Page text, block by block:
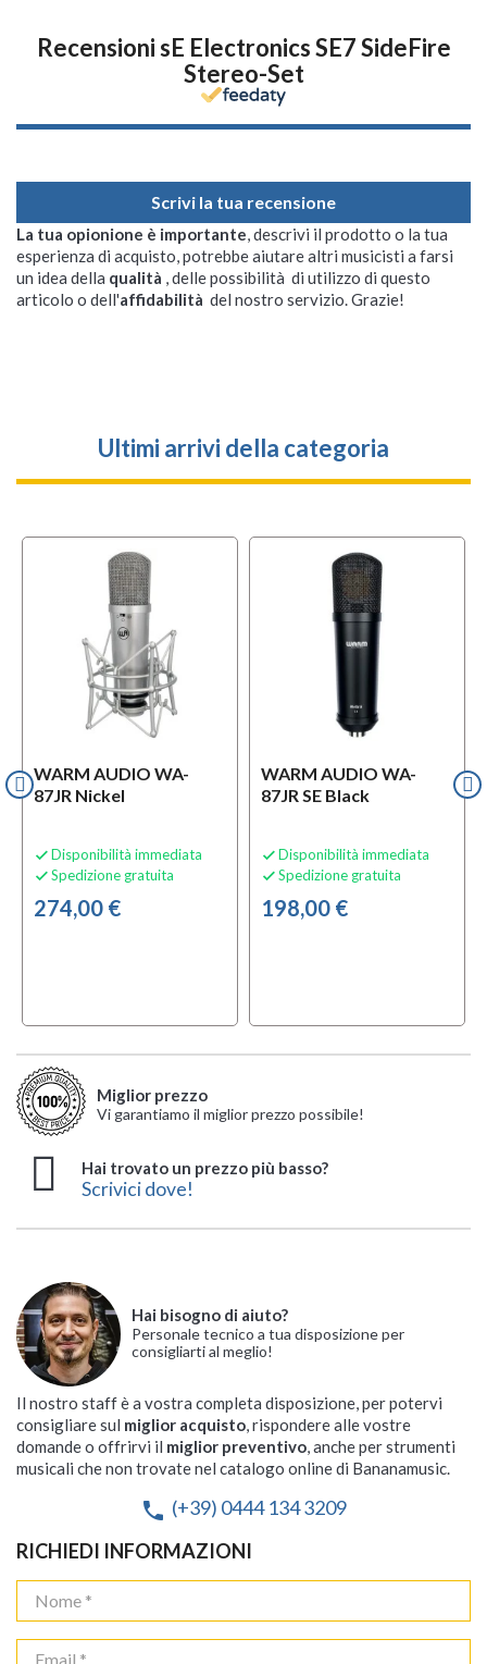
Recensioni sE Electronics SE7 SideFire
Stereo-Set
Scrivi la tua recensione
La tua opionione è importante, descrivi il prodotto o la tua
esperienza di acquisto, potrebbe aiutare altri musicisti a farsi
un idea della qualità , delle possibilità di utilizzo di questo
articolo o dell'affidabilità del nostro servizio. Grazie!
Ultimi arrivi della categoria
WARM AUDIO WA-
87JR Nickel
 Disponibilità immediata
 Spedizione gratuita
274,00 €
WARM AUDIO WA-
87JR SE Black
 Disponibilità immediata
 Spedizione gratuita
198,00 €
Miglior prezzo
Vi garantiamo il miglior prezzo possibile!
Hai trovato un prezzo più basso?
Scrivici dove!
Hai bisogno di aiuto?
Personale tecnico a tua disposizione per
consigliarti al meglio!
Il nostro staff è a vostra completa disposizione, per potervi
consigliare sul miglior acquisto, rispondere alle vostre
domande o offrirvi il miglior preventivo, anche per strumenti
musicali che non trovate nel catalogo online di Bananamusic.
phone (+39) 0444 134 3209
RICHIEDI INFORMAZIONI